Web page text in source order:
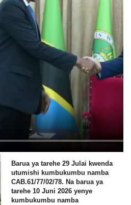
Barua ya tarehe 29 Julai kwenda
utumishi kumbukumbu namba
CAB.61/77/02/78. Na barua ya
tarehe 10 Juni 2026 yenye
kumbukumbu namba